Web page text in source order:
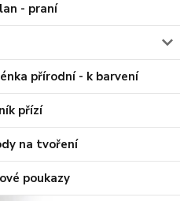
- praní
přírodní - k barvení
přízí
na tvoření
poukazy